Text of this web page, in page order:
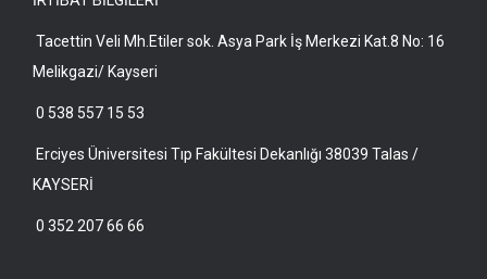
Tacettin Veli Mh.Etiler sok. Asya Park İş Merkezi Kat.8 No: 16
Melikgazi/ Kayseri
0 538 557 15 53
Erciyes Üniversitesi Tıp Fakültesi Dekanlığı 38039 Talas /
KAYSERİ
0 352 207 66 66